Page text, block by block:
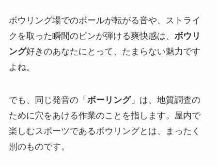
ボウリング場でのボールが転がる音や、ストライ
クを取った瞬間のピンが弾ける爽快感は、 ボウリ
ング好きのあなたにとって、たまらない魅力です
よね。
でも、同じ発音の「 ボーリング」は、地質調査の
ために穴をあける作業のことを指します。屋内で
楽しむスポーツであるボウリングとは、まったく
別のものです。